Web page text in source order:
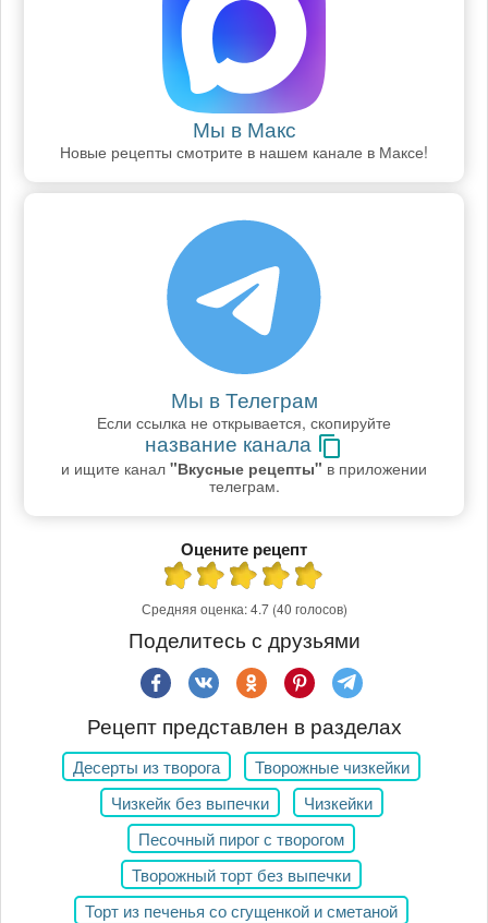
Мы в Макс
Новые рецепты смотрите в нашем канале в Максе!
Мы в Телеграм
Если ссылка не открывается, скопируйте
название канала
и ищите канал "Вкусные рецепты" в приложении
телеграм.
Оцените рецепт
Средняя оценка:4.7 (40 голосов)
Поделитесь с друзьями
Рецепт представлен в разделах
Десерты из творога
Творожные чизкейки
Чизкейк без выпечки
Чизкейки
Песочный пирог с творогом
Творожный торт без выпечки
Торт из печенья со сгущенкой и сметаной